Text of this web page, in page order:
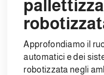
Approfondiamo il
automatici e dei
robotizzata negli